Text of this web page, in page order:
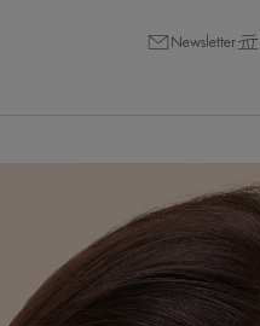
Newsletter